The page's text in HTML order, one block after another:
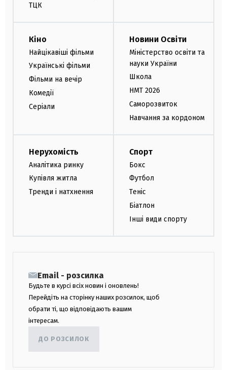
ТЦК
Кіно
Найцікавіші фільми
Українські фільми
Фільми на вечір
Комедії
Серіали
Новини Освіти
Міністерство освіти та
науки України
Школа
НМТ 2026
Саморозвиток
Навчання за кордоном
Нерухомість
Аналітика ринку
Купівля житла
Тренди і натхнення
Спорт
Бокс
Футбол
Теніс
Біатлон
Інші види спорту
Email - розсилка
Будьте в курсі всіх новин і оновлень!
Перейдіть на сторінку наших розсилок, щоб
обрати ті, що відповідають вашим
інтересам.
ДО РОЗСИЛОК